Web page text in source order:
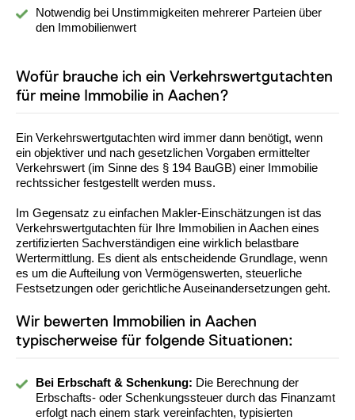
Notwendig bei Unstimmigkeiten mehrerer Parteien über
den Immobilienwert
Wofür brauche ich ein Verkehrswertgutachten
für meine Immobilie in Aachen?
Ein Verkehrswertgutachten wird immer dann benötigt, wenn
ein objektiver und nach gesetzlichen Vorgaben ermittelter
Verkehrswert (im Sinne des § 194 BauGB) einer Immobilie
rechtssicher festgestellt werden muss.
Im Gegensatz zu einfachen Makler-Einschätzungen ist das
Verkehrswertgutachten für Ihre Immobilien in Aachen eines
zertifizierten Sachverständigen eine wirklich belastbare
Wertermittlung. Es dient als entscheidende Grundlage, wenn
es um die Aufteilung von Vermögenswerten, steuerliche
Festsetzungen oder gerichtliche Auseinandersetzungen geht.
Wir bewerten Immobilien in Aachen
typischerweise für folgende Situationen:
Bei Erbschaft & Schenkung: Die Berechnung der
Erbschafts- oder Schenkungssteuer durch das Finanzamt
erfolgt nach einem stark vereinfachten, typisierten